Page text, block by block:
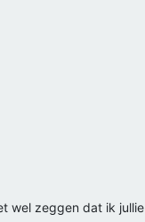
wel zeggen dat ik